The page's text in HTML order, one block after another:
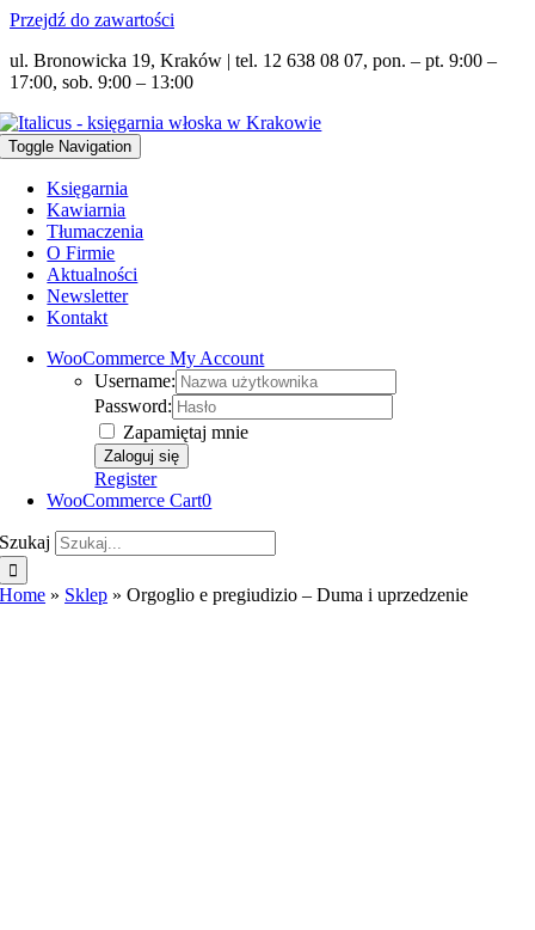
Przejdź do zawartości
ul. Bronowicka 19, Kraków | tel. 12 638 08 07, pon. – pt. 9:00 –
17:00, sob. 9:00 – 13:00
Toggle Navigation
Księgarnia
Kawiarnia
Tłumaczenia
O Firmie
Aktualności
Newsletter
Kontakt
WooCommerce My Account
Username:
Password:
Zapamiętaj mnie
Register
WooCommerce Cart0
Szukaj
Home » Sklep »Orgoglio e pregiudizio – Duma i uprzedzenie